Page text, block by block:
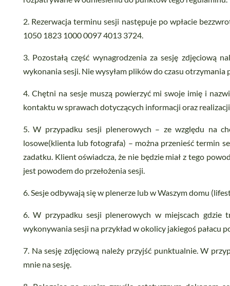
2. Rezerwacja terminu sesji następuje po wpłacie
1050 1823 1000 0097 4013 3724.
3. Pozostałą część wynagrodzenia za sesję zdjęciową
wykonania sesji. Nie wysyłam plików do czasu otrzymania
4. Chętni na sesje muszą powierzyć mi swoje imię i
kontaktu w sprawach dotyczących informacji oraz realizacji
5. W przypadku sesji plenerowych – ze względu na
losowe(klienta lub fotografa) – można przenieść termin
zadatku. Klient oświadcza, że nie będzie miał z tego
jest powodem do przełożenia sesji.
6. Sesje odbywają się w plenerze lub w Waszym domu
6. W przypadku sesji plenerowych w miejscach gdzie
wykonywania sesji na przykład w okolicy jakiegoś pałacu
7. Na sesję zdjęciową należy przyjść punktualnie. W
mnie na sesję.